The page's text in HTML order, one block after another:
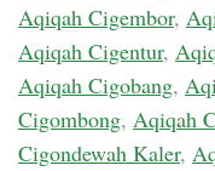
Aqiqah Cigembor,
Aqiqah Cigentur,
Aqiqah Cigobang,
Cigombong, Aqiqah
Cigondewah Kaler,